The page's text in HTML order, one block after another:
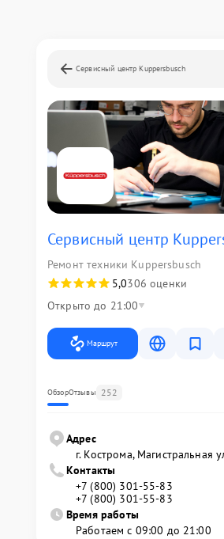
Сервисный центр Kuppersbusch
Сервисный центр
Ремонт техники Kuppersbusch
5,0306 оценки
Открыто до 21:00
Маршрут
ОбзорОтзывы 252
Адрес
г. Кострома, Магистральная
Контакты
+7 (800) 301-55-83
+7 (800) 301-55-83
Время работы
Работаем с 09:00 до 21:00